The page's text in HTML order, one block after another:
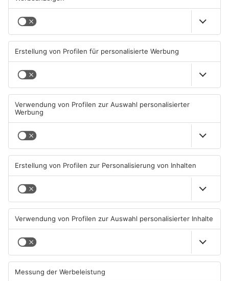
Wächtersbacher
Schwimmbad bleibt heute
geschlossen
05.08.2026, 07:31 UHR IN MAIN-
KINZIG-KREIS
Neue Sperrungen rund um
02.08.2026, 08:33 UHR IN MAIN-
KINZIG-KREIS
TOPNEWS
Gleisarbeiten sollen
Feldbrand in Nidderau
ausgelöst haben
KINZIG-KREIS
Wo ist Selena Fröhlich aus